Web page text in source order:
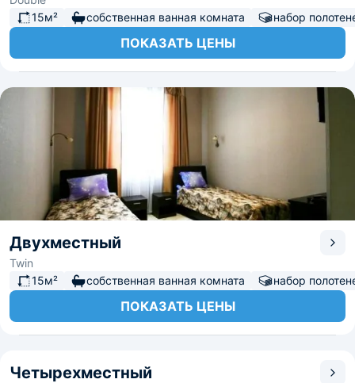
15м²
собственная ванная комната набор
ПОКАЗАТЬ ЦЕНЫ
Двухместный
Twin
15м²
собственная ванная комната набор
ПОКАЗАТЬ ЦЕНЫ
Четырехместный